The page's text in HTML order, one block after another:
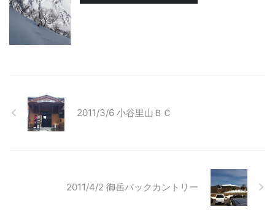
2011/3/6 小谷里山ＢＣ
2011/4/2 御岳バックカントリー